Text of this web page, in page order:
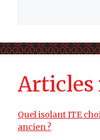
Articles
Quel isolant ITE
ancien ?